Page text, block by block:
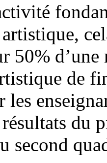
50%
de
les
du
second